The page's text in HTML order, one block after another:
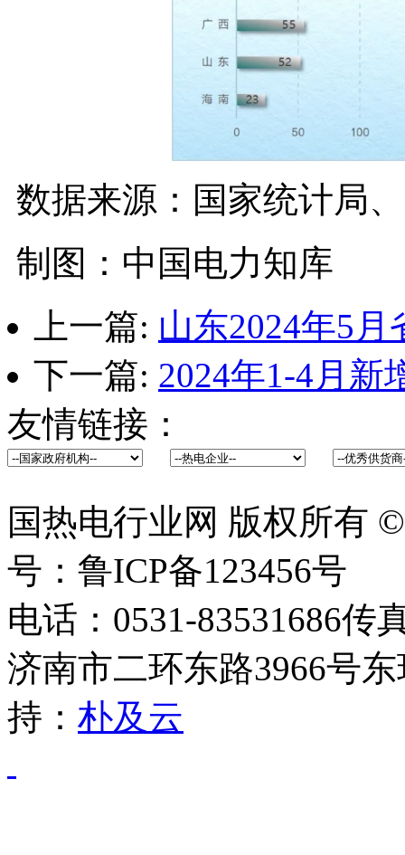
数据来源：国家统计局
制图：中国电力知库
上一篇: 山东2024年5
下一篇: 2024年1-4月新
友情链接：
国热电行业网 版权所有
号：鲁ICP备123456号
电话：0531-83531686传
济南市二环东路3966号
持： 朴及云